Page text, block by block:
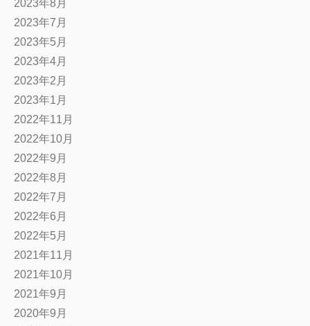
2023年8月
2023年7月
2023年5月
2023年4月
2023年2月
2023年1月
2022年11月
2022年10月
2022年9月
2022年8月
2022年7月
2022年6月
2022年5月
2021年11月
2021年10月
2021年9月
2020年9月